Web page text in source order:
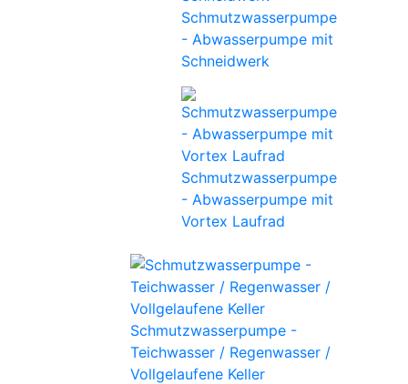
Schmutzwasserpumpe
- Abwasserpumpe mit
Schneidwerk
Schmutzwasserpumpe
- Abwasserpumpe mit
Vortex Laufrad
Schmutzwasserpumpe -
Teichwasser / Regenwasser /
Vollgelaufene Keller